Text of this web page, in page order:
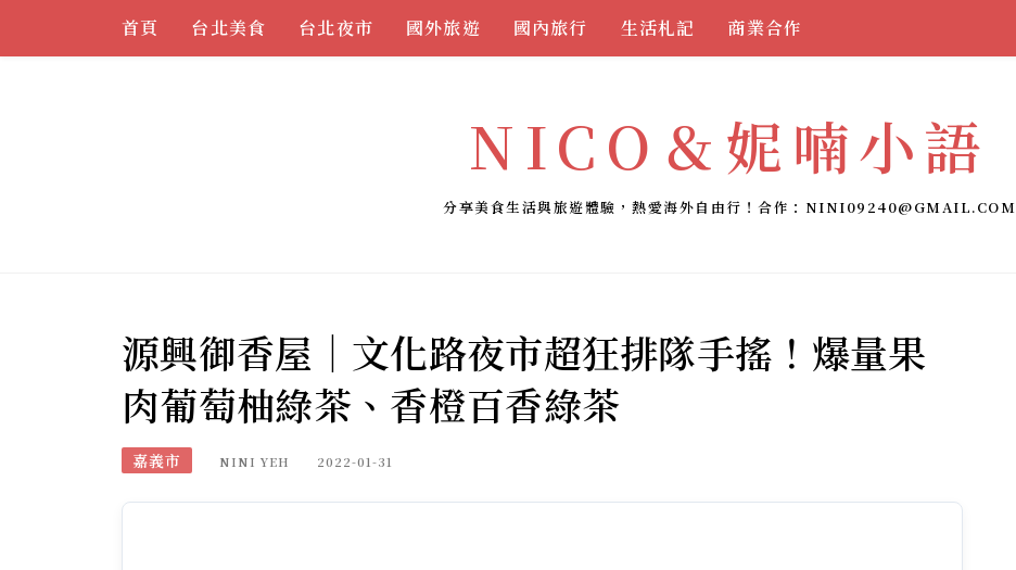
首頁 台北美食 台北夜市 國外旅遊 國內旅行 生活札記 商業合作
NICO＆妮喃小語
分享美食生活與旅遊體驗，熱愛海外自由行！合作： NINI09240@GMAIL.COM
源興御香屋｜文化路夜市超狂排隊手搖！爆量果
肉葡萄柚綠茶、香橙百香綠茶
嘉義市 NINI YEH 2022-01-31